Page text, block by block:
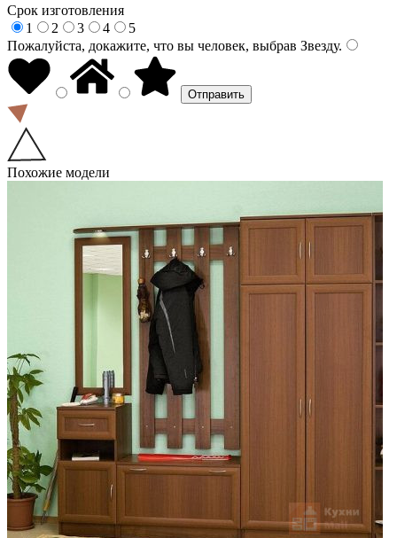
Срок изготовления
1
2 3 4
5
Пожалуйста, докажите, что вы человек, выбрав Звезду.
Похожие модели